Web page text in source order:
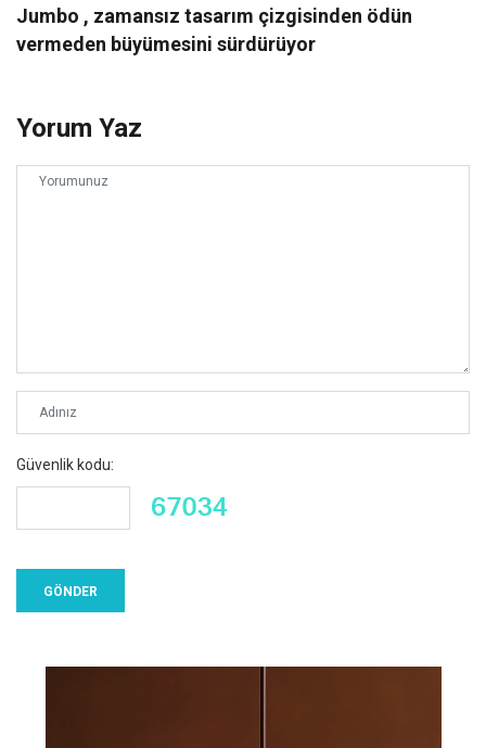
Jumbo , zamansız tasarım çizgisinden ödün
vermeden büyümesini sürdürüyor
Yorum Yaz
Güvenlik kodu: